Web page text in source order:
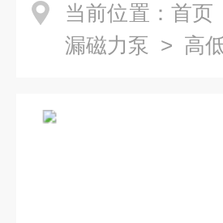
当前位置： 首页
漏磁力泵 > 高